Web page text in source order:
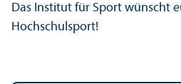
Das Institut für Sport wünscht
Hochschul­sport!